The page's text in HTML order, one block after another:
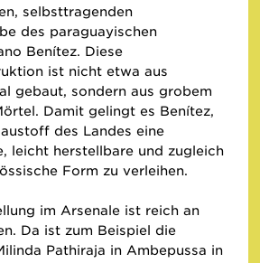
selbsttragenden
des paraguayischen
Benítez. Diese
ist nicht etwa aus
gebaut, sondern aus grobem
Damit gelingt es Benítez,
des Landes eine
leicht herstellbare und zugleich
Form zu verleihen.
im Arsenale ist reich an
Da ist zum Beispiel die
Pathiraja in Ambepussa in